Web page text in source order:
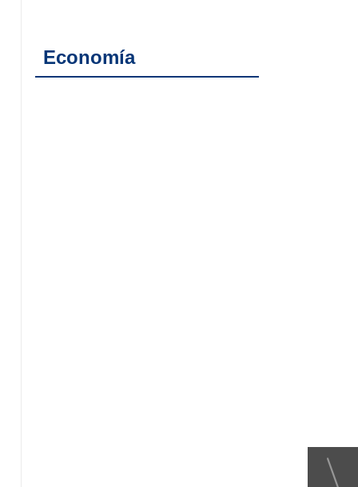
Economía